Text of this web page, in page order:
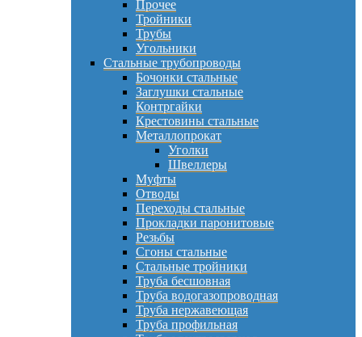
Прочее
Тройники
Трубы
Угольники
Стальные трубопроводы
Бочонки стальные
Заглушки стальные
Контргайки
Крестовины стальные
Металлопрокат
Уголки
Швеллеры
Муфты
Отводы
Переходы стальные
Прокладки паронитовые
Резьбы
Сгоны стальные
Стальные тройники
Труба бесшовная
Труба водогазопроводная
Труба нержавеющая
Труба профильная